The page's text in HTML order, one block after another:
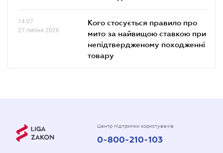
14.07
27 липня 2026
Кого стосується правило про
мито за найвищою ставкою при
непідтвердженому походженні
товару
Центр підтримки користувачів
0-800-210-103